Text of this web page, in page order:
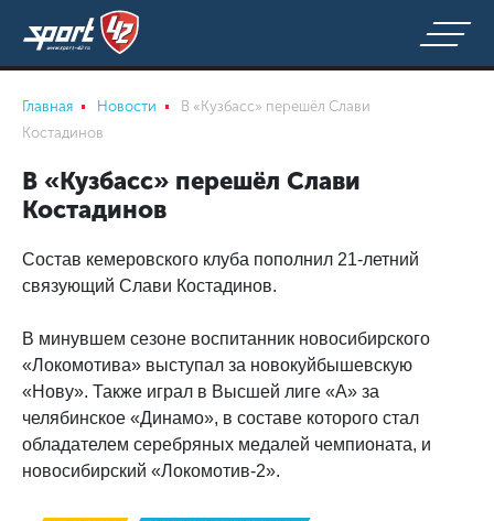
Главная Новости
В «Кузбасс» перешёл Слави
Костадинов
В «Кузбасс» перешёл Слави
Костадинов
Состав кемеровского клуба пополнил 21-летний
связующий Слави Костадинов.
В минувшем сезоне воспитанник новосибирского
«Локомотива» выступал за новокуйбышевскую
«Нову». Также играл в Высшей лиге «А» за
челябинское «Динамо», в составе которого стал
обладателем серебряных медалей чемпионата, и
новосибирский «Локомотив-2».